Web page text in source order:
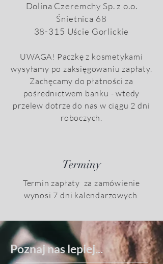
Dolina Czeremchy Sp. z o.o.
Śnietnica 68
38-315 Uście Gorlickie
UWAGA! Paczkę z kosmetykami
wysyłamy po zaksięgowaniu zapłaty.
Zachęcamy do płatności za
pośrednictwem banku - wtedy
przelew dotrze do nas w ciągu 2 dni
roboczych.
Terminy
Termin zapłaty za zamówienie
wynosi 7 dni kalendarzowych.
Poznaj naslepiej...